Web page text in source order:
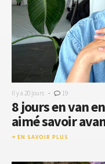
Il y a 20 jours - 19
8 jours en van
aimé savoir
EN SAVOIR PLUS